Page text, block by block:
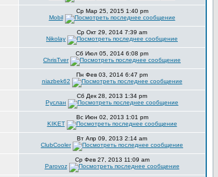
Ср Мар 25, 2015 1:40 pm
Mobil
Ср Окт 29, 2014 7:39 am
Nikolay
Сб Июл 05, 2014 6:08 pm
ChrisTver
Пн Фев 03, 2014 6:47 pm
niazbek62
Сб Дек 28, 2013 1:34 pm
Руслан
Вс Июн 02, 2013 1:01 pm
KIKET
Вт Апр 09, 2013 2:14 am
ClubCooler
Ср Фев 27, 2013 11:09 am
Parovoz